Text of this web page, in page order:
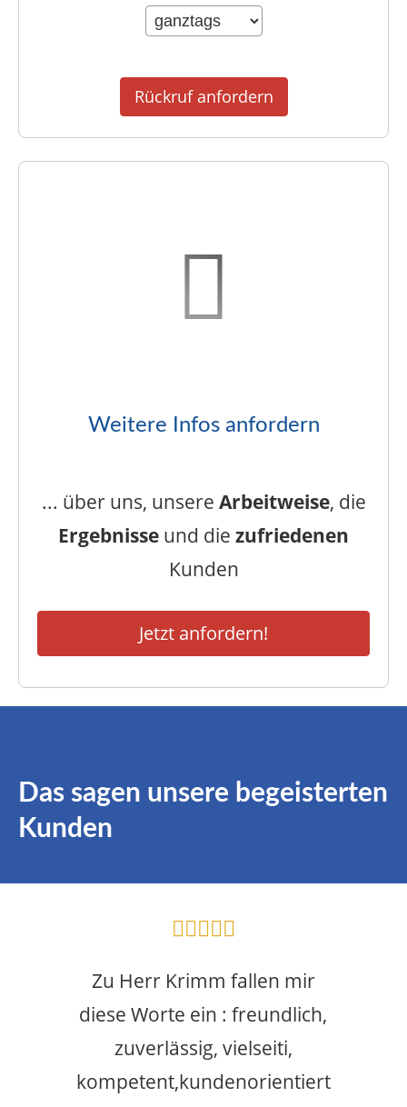
Weitere Infos anfordern
... über uns, unsere Arbeitweise, die
Ergebnisse und die zufriedenen
Kunden
Jetzt anfordern!
Das sagen unsere begeisterten
Kunden
Zu Herr Krimm fallen mir
diese Worte ein : freundlich,
zuverlässig, vielseiti,
kompetent,kundenorientiert